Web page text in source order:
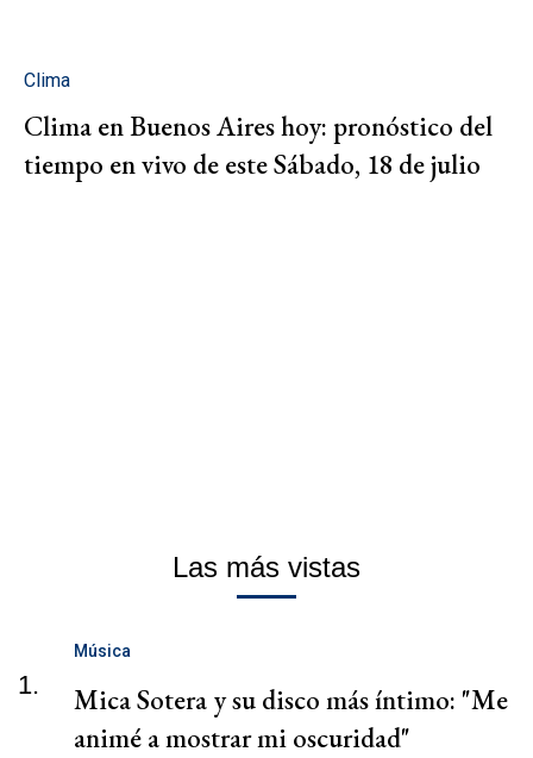
Clima
Clima en Buenos Aires hoy: pronóstico del
tiempo en vivo de este Sábado, 18 de julio
Las más vistas
1.
Música
Mica Sotera y su disco más íntimo: "Me
animé a mostrar mi oscuridad"